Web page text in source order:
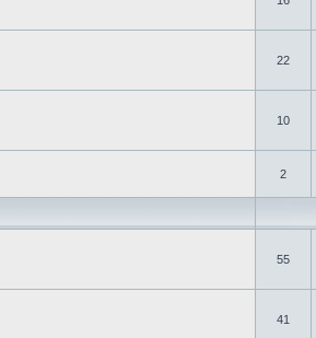
22
10
2
55
41